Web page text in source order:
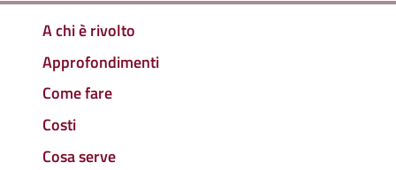
A chi è rivolto
Approfondimenti
Come fare
Costi
Cosa serve